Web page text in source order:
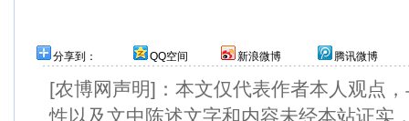
分享到： QQ空间 新浪微博 腾讯微博
[农博网声明]：本文仅代表作者本人观点
性以及文中陈述文字和内容未经本站证实